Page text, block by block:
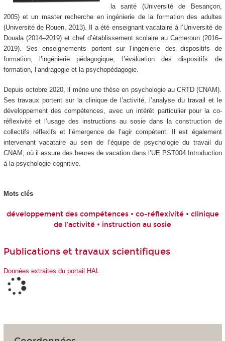
la santé (Université de Besançon,
2005) et un master recherche en ingénierie de la formation des adultes
(Université de Rouen, 2013). Il a été enseignant vacataire à l’Université de
Douala (2014–2019) et chef d’établissement scolaire au Cameroun (2016–
2019). Ses enseignements portent sur l’ingénierie des dispositifs de
formation, l’ingénierie pédagogique, l’évaluation des dispositifs de
formation, l’andragogie et la psychopédagogie.
Depuis octobre 2020, il mène une thèse en psychologie au CRTD (CNAM).
Ses travaux portent sur la clinique de l’activité, l’analyse du travail et le
développement des compétences, avec un intérêt particulier pour la co-
réflexivité et l’usage des instructions au sosie dans la construction de
collectifs réflexifs et l’émergence de l’agir compétent. Il est également
intervenant vacataire au sein de l’équipe de psychologie du travail du
CNAM, où il assure des heures de vacation dans l’UE PST004 Introduction
à la psychologie cognitive.
Mots clés
développement des compétences • co-réflexivité • clinique
de l’activité • instruction au sosie
Publications et travaux scientifiques
Données extraites du portail HAL